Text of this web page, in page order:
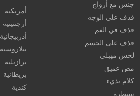
جنس مع أزواج
قذف على الوجه
قذف في الفم
قذف على الجسم
لحس مهبلي
مص عميق
كلام بذيء
سيطرة
أمريكية
أرجنتينية
أذربيجانية
بيلاروسية
برازيلية
بريطانية
كندية